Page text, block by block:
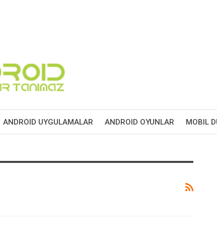
ANDROID UYGULAMALAR ANDROID OYUNLAR MOBIL